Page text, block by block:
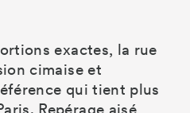
exactes, la rue
cimaise et
qui tient plus